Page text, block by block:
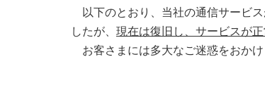
以下のとおり、当社の通信サービ
したが、 現在は復旧し、サービスが
お客さまには多大なご迷惑をおか